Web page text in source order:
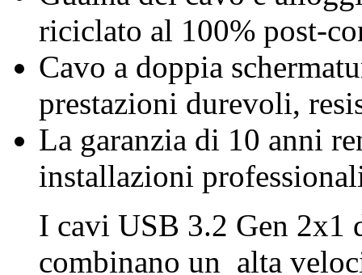
riciclato al 100% post-
Cavo a doppia
prestazioni durevoli,
La garanzia di 10 anni
installazioni
I cavi USB 3.2 Gen 2x1
combinano un_alta